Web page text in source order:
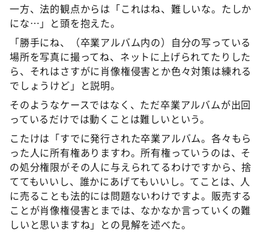
一方、法的観点からは「これはね、難しいな。たしか
にな…」と頭を抱えた。
「勝手にね、（卒業アルバム内の）自分の写っている
場所を写真に撮ってね、ネットに上げられてたりした
ら、それはさすがに肖像権侵害とか色々対策は練れる
でしょうけど」と説明。
そのようなケースではなく、ただ卒業アルバムが出回
っているだけでは動くことは難しいという。
こたけは「すでに発行された卒業アルバム。各々もら
った人に所有権ありますわ。所有権っていうのは、そ
の処分権限がその人に与えられてるわけですから、捨
ててもいいし、誰かにあげてもいいし。てことは、人
に売ることも法的には問題ないわけですよ。販売する
ことが肖像権侵害とまでは、なかなか言っていくの難
しいと思いますね」との見解を述べた。